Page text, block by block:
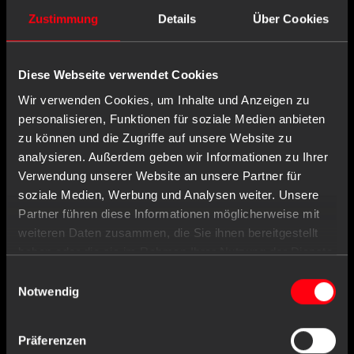
Zustimmung Details Über Cookies
Diese Webseite verwendet Cookies
Wir verwenden Cookies, um Inhalte und Anzeigen zu
personalisieren, Funktionen für soziale Medien anbieten
zu können und die Zugriffe auf unsere Website zu
analysieren. Außerdem geben wir Informationen zu Ihrer
Verwendung unserer Website an unsere Partner für
soziale Medien, Werbung und Analysen weiter. Unsere
Partner führen diese Informationen möglicherweise mit
weiteren Daten zusammen, die Sie ihnen bereitgestellt
haben oder die sie im Rahmen Ihrer Nutzung der Dienste
Notwendig
Präferenzen
Wird oft zusammen gekauft mit